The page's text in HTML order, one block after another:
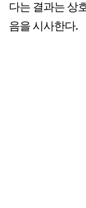
다는 결과는 상
음을 시사한다.